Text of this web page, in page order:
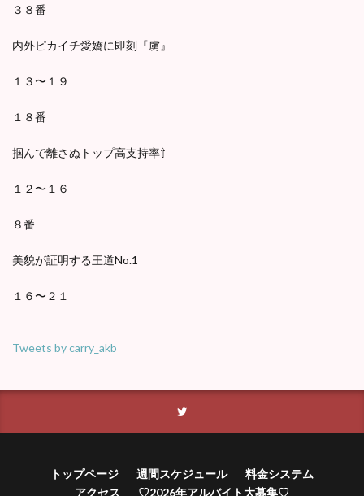
３８番
内外ピカイチ愛嬌に即刻『虜』
１３〜１９
１８番
掴んで離さぬトップ高支持率⇧
１２〜１６
８番
美貌が証明する王道No.1
１６〜２１
Tweets by carry_akb
トップページ 週間スケジュール
料金システム
アクセス
♡2026年アルバイト大募集♡